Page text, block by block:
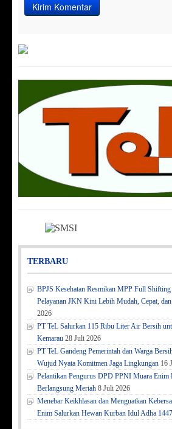
TERBARU
BPJS Kesehatan Resmikan MPP Full
Pelayanan JKN Kini Lebih Mudah, Cepat,
2026
PT TeL Salurkan 115 Ribu Liter Air Bersih
Kemarau 28 Juli 2026
PT TeL Gandeng Pemerintah dan Warga
Wujud Nyata Komitmen Jaga Lingkungan 16
Pelantikan Pengurus DPD PPNI Muara Enim
Berlangsung Meriah 8 Juli 2026
Menebar Keikhlasan dan Menguatkan
Enim Salurkan Hewan Kurban Idul Adha